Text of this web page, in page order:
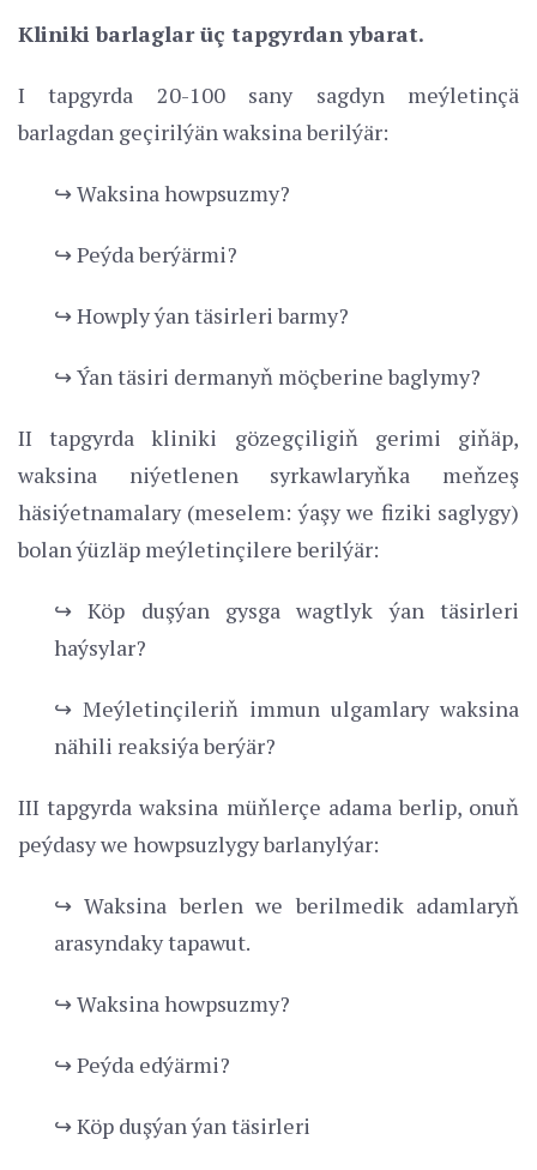
Kliniki barlaglar üç tapgyrdan ybarat.
I tapgyrda 20-100 sany sagdyn meýletinçä
barlagdan geçirilýän waksina berilýär:
↪ Waksina howpsuzmy?
↪ Peýda berýärmi?
↪ Howply ýan täsirleri barmy?
↪ Ýan täsiri dermanyň möçberine baglymy?
II tapgyrda kliniki gözegçiligiň gerimi giňäp,
waksina niýetlenen syrkawlaryňka meňzeş
häsiýetnamalary (meselem: ýaşy we fiziki saglygy)
bolan ýüzläp meýletinçilere berilýär:
↪ Köp duşýan gysga wagtlyk ýan täsirleri
haýsylar?
↪ Meýletinçileriň immun ulgamlary waksina
nähili reaksiýa berýär?
III tapgyrda waksina müňlerçe adama berlip, onuň
peýdasy we howpsuzlygy barlanylýar:
↪ Waksina berlen we berilmedik adamlaryň
arasyndaky tapawut.
↪ Waksina howpsuzmy?
↪ Peýda edýärmi?
↪ Köp duşýan ýan täsirleri